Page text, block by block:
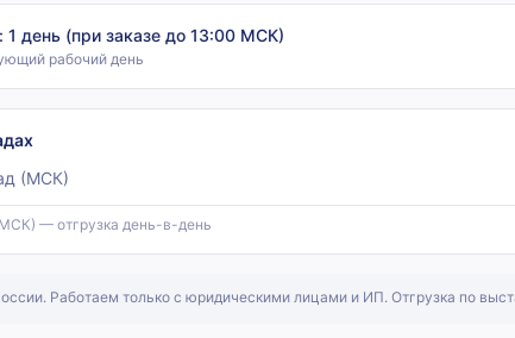
1 день (при заказе до 13:00 МСК)
рабочий день
(МСК)
— отгрузка день-в-день
Работаем только с юридическими лицами и ИП. Отгрузка по